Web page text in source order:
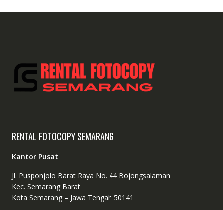
RENTAL FOTOCOPY SEMARANG
Kantor Pusat
Jl. Pusponjolo Barat Raya No. 44 Bojongsalaman
Kec. Semarang Barat
Kota Semarang – Jawa Tengah 50141